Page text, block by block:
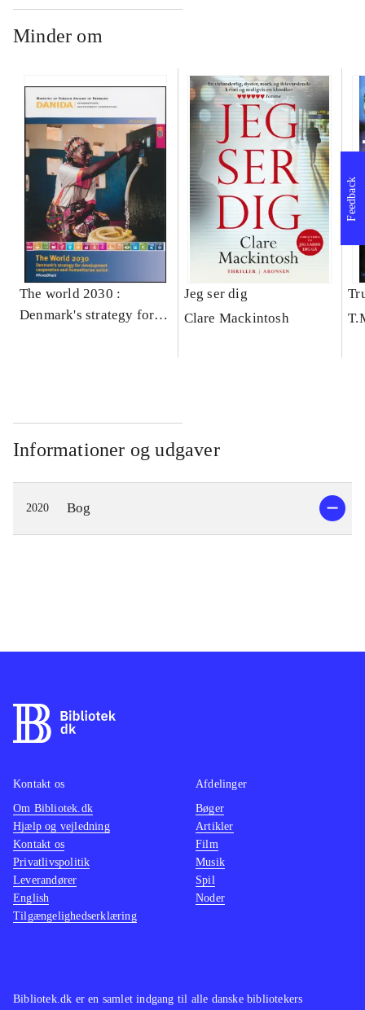
Minder om
The world 2030 :
Denmark's strategy for
Jeg ser dig
Clare Mackintosh
Informationer og udgaver
2020 Bog
Feedback
Bibliotek.dk er en samlet indgang til alle danske bibliotekers
Kontakt os
Om Bibliotek.dk
Hjælp og vejledning
Kontakt os
Privatlivspolitik
Leverandører
English
Tilgængelighedserklæring
Afdelinger
Bøger
Artikler
Film
Musik
Spil
Noder